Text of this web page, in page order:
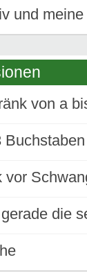
und
von a
Buchstaben
vor
die